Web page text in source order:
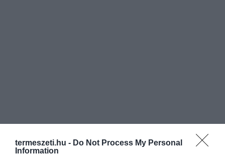
termeszeti.hu - Do Not Process My Personal
Information